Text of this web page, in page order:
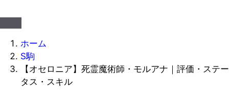
ホーム
S駒
【オセロニア】死霊魔術師・モルアナ｜評価・ステー
タス・スキル